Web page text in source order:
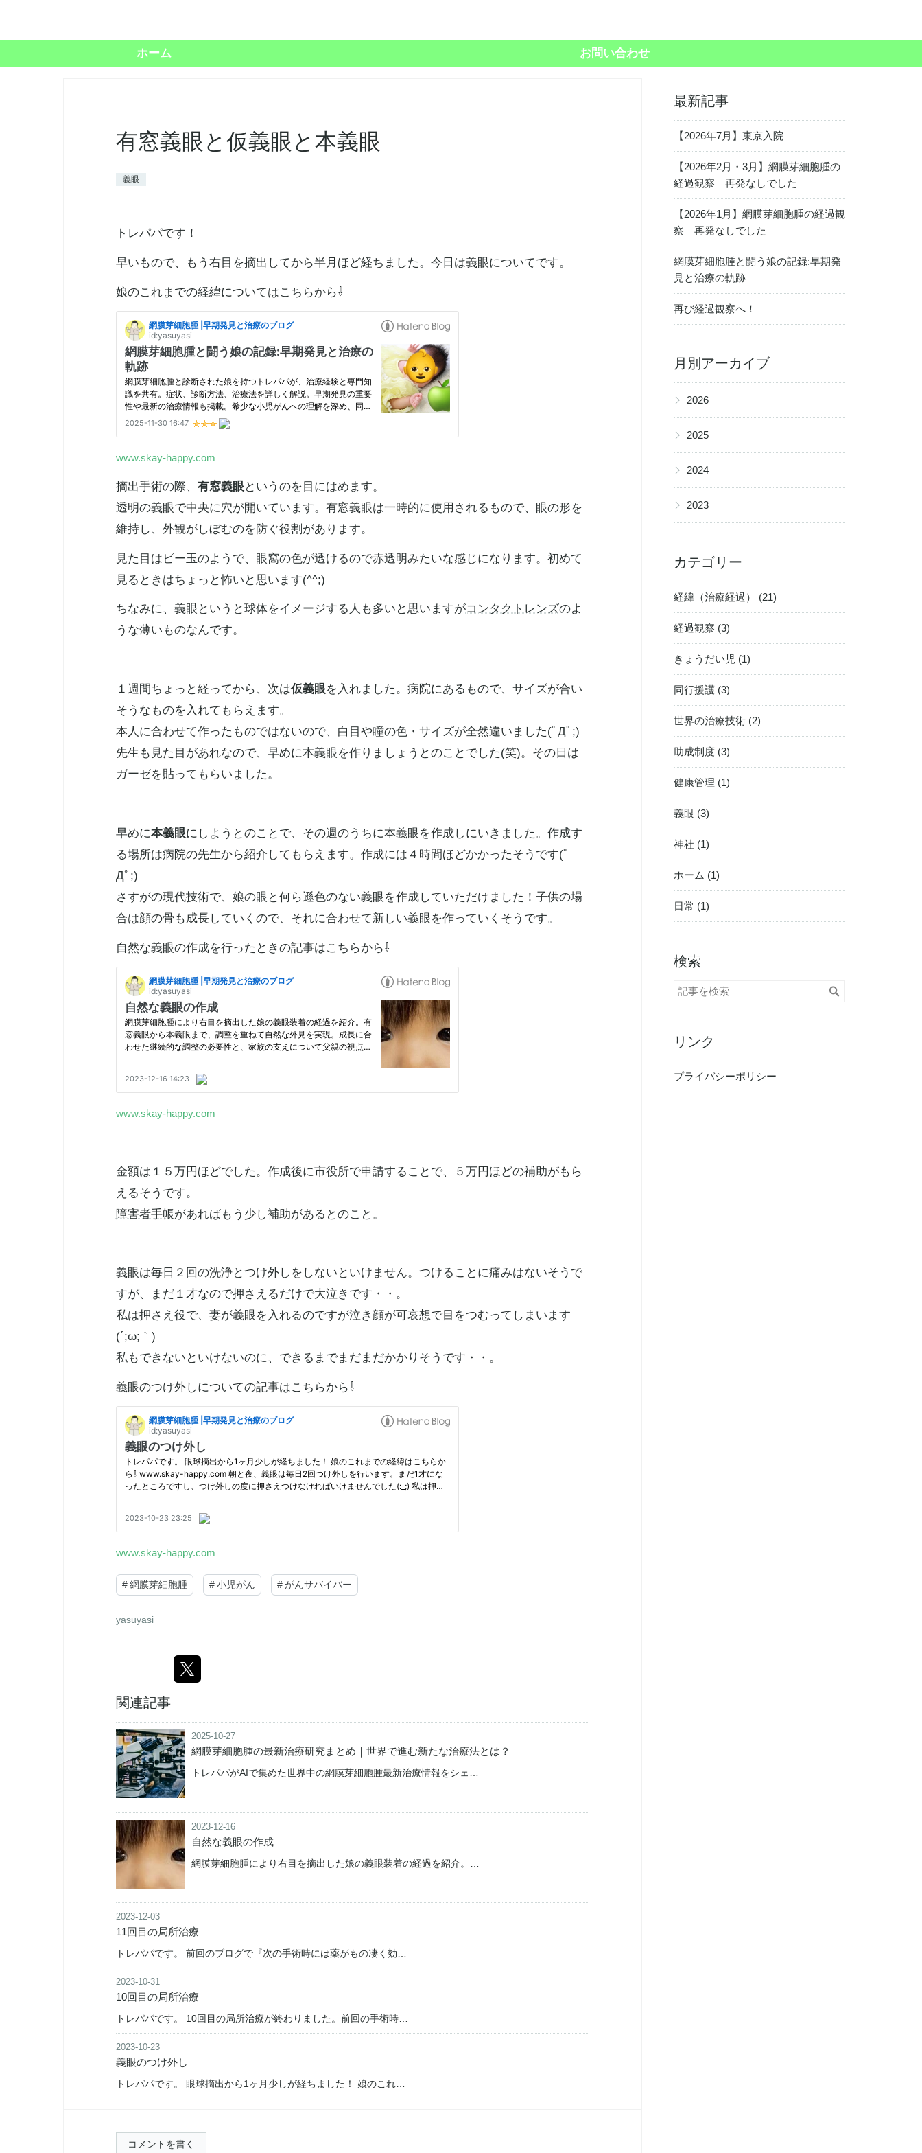
ホーム お問い合わせ
有窓義眼と仮義眼と本義眼
義眼
トレパパです！
早いもので、もう右目を摘出してから半月ほど経ちました。今日は義眼についてです。
娘のこれまでの経緯についてはこちらから⇩
www.skay-happy.com
摘出手術の際、 有窓義眼というのを目にはめます。
透明の義眼で中央に穴が開いています。有窓義眼は一時的に使用されるもので、眼の形を
維持し、外観がしぼむのを防ぐ役割があります。
見た目はビー玉のようで、眼窩の色が透けるので赤透明みたいな感じになります。初めて
見るときはちょっと怖いと思います(^^;)
ちなみに、義眼というと球体をイメージする人も多いと思いますがコンタクトレンズのよ
うな薄いものなんです。
１週間ちょっと経ってから、次は仮義眼を入れました。病院にあるもので、サイズが合い
そうなものを入れてもらえます。
本人に合わせて作ったものではないので、白目や瞳の色・サイズが全然違いました(ﾟДﾟ;)
先生も見た目があれなので、早めに本義眼を作りましょうとのことでした(笑)。その日は
ガーゼを貼ってもらいました。
早めに本義眼にしようとのことで、その週のうちに本義眼を作成しにいきました。作成す
る場所は病院の先生から紹介してもらえます。作成には４時間ほどかかったそうです(ﾟ
Дﾟ;)
さすがの現代技術で、娘の眼と何ら遜色のない義眼を作成していただけました！子供の場
合は顔の骨も成長していくので、それに合わせて新しい義眼を作っていくそうです。
自然な義眼の作成を行ったときの記事はこちらから⇩
www.skay-happy.com
金額は１５万円ほどでした。作成後に市役所で申請することで、５万円ほどの補助がもら
えるそうです。
障害者手帳があればもう少し補助があるとのこと。
義眼は毎日２回の洗浄とつけ外しをしないといけません。つけることに痛みはないそうで
すが、まだ１才なので押さえるだけで大泣きです・・。
私は押さえ役で、妻が義眼を入れるのですが泣き顔が可哀想で目をつむってしまいます
(´;ω;｀)
私もできないといけないのに、できるまでまだまだかかりそうです・・。
義眼のつけ外しについての記事はこちらから⇩
www.skay-happy.com
# 網膜芽細胞腫 # 小児がん # がんサバイバー
yasuyasi
関連記事
2025-10-27
網膜芽細胞腫の最新治療研究まとめ｜世界で進む新たな治療法とは？
トレパパがAIで集めた世界中の網膜芽細胞腫最新治療情報をシェ…
2023-12-16
自然な義眼の作成
網膜芽細胞腫により右目を摘出した娘の義眼装着の経過を紹介。…
2023-12-03
11回目の局所治療
トレパパです。 前回のブログで『次の手術時には薬がもの凄く効…
2023-10-31
10回目の局所治療
トレパパです。 10回目の局所治療が終わりました。前回の手術時…
2023-10-23
義眼のつけ外し
トレパパです。 眼球摘出から1ヶ月少しが経ちました！ 娘のこれ…
コメントを書く
最新記事
【2026年7月】東京入院
【2026年2月・3月】網膜芽細胞腫の
経過観察｜再発なしでした
【2026年1月】網膜芽細胞腫の経過観
察｜再発なしでした
網膜芽細胞腫と闘う娘の記録:早期発
見と治療の軌跡
再び経過観察へ！
月別アーカイブ
▶ 2026
▶ 2025
▶ 2024
▶ 2023
カテゴリー
経緯（治療経過） (21)
経過観察 (3)
きょうだい児 (1)
同行援護 (3)
世界の治療技術 (2)
助成制度 (3)
健康管理 (1)
義眼 (3)
神社 (1)
ホーム (1)
日常 (1)
検索
リンク
プライバシーポリシー